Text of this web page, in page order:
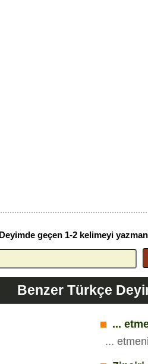
Deyimde geçen 1-2 kelimeyi
Benzer Türkçe
...
...